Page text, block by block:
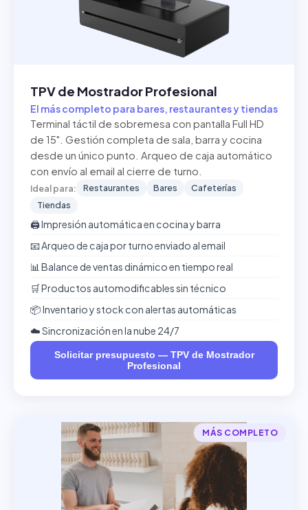
TPV de Mostrador Profesional
El más completo para bares, restaurantes y tiendas
Terminal táctil de sobremesa con pantalla Full HD
de 15". Gestión completa de sala, barra y cocina
desde un único punto. Arqueo de caja automático
con envío al email al cierre de turno.
Ideal para: Restaurantes Bares
Cafeterías
Tiendas
🖨️ Impresión automática en cocina y barra
📧 Arqueo de caja por turno enviado al email
📊 Balance de ventas dinámico en tiempo real
🛒 Productos automodificables sin técnico
📦 Inventario y stock con alertas automáticas
☁️ Sincronización en la nube 24/7
Solicitar presupuesto — TPV de Mostrador
Profesional
MÁS COMPLETO